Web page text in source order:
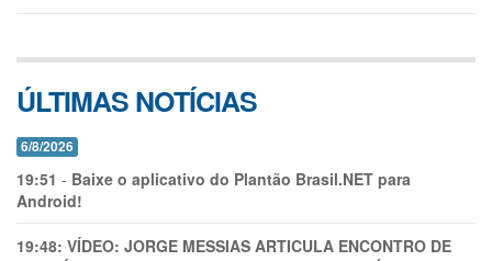
ÚLTIMAS NOTÍCIAS
6/8/2026
19:51 - Baixe o aplicativo do Plantão Brasil.NET para
Android!
19:48: VÍDEO: JORGE MESSIAS ARTICULA ENCONTRO DE